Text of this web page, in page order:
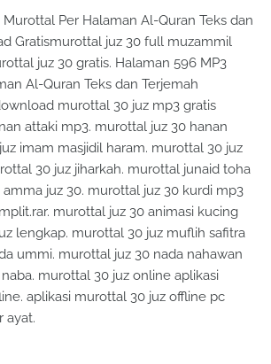
Per Halaman Al-Quran Teks dan
Gratismurottal juz 30 full muzammil
juz 30 gratis. Halaman 596 MP3
Al-Quran Teks dan Terjemah
murottal 30 juz mp3 gratis
attaki mp3. murottal juz 30 hanan
imam masjidil haram. murottal 30 juz
30 juz jiharkah. murottal junaid toha
juz 30. murottal juz 30 kurdi mp3
murottal juz 30 animasi kucing
lengkap. murottal 30 juz muflih safitra
ummi. murottal juz 30 nada nahawan
murottal 30 juz online aplikasi
aplikasi murottal 30 juz offline pc
ayat.